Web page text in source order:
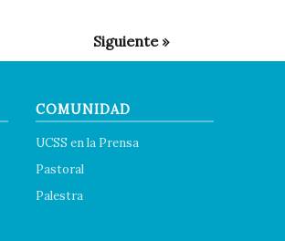
COMUNIDAD
UCSS en la Prensa
Pastoral
Palestra